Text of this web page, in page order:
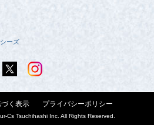
ーズ
く表示 プライバシーポリシー
Cs Tsuchihashi Inc. All Rights Reserved.